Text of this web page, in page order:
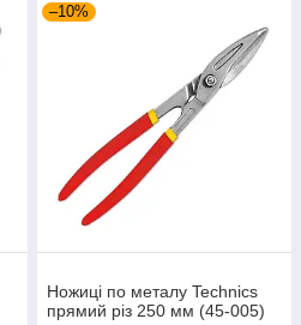
–10%
Ножиці по металу Technics
прямий різ 250 мм (45-005)